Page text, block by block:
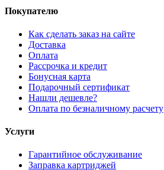
Покупателю
Как сделать заказ на сайте
Доставка
Оплата
Рассрочка и кредит
Бонусная карта
Подарочный сертификат
Нашли дешевле?
Оплата по безналичному расчету
Услуги
Гарантийное обслуживание
Заправка картриджей